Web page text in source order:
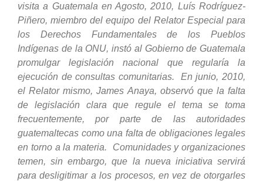
visita a Guatemala en Agosto, 2010, Luís Rodríguez-
Piñero, miembro del equipo del Relator Especial para
los Derechos Fundamentales de los Pueblos
Indígenas de la ONU, instó al Gobierno de Guatemala
promulgar legislación nacional que regularía la
ejecución de consultas comunitarias. En junio, 2010,
el Relator mismo, James Anaya, observó que la falta
de legislación clara que regule el tema se toma
frecuentemente, por parte de las autoridades
guatemaltecas como una falta de obligaciones legales
en torno a la materia. Comunidades y organizaciones
temen, sin embargo, que la nueva iniciativa servirá
para desligitimar a los procesos, en vez de otorgarles